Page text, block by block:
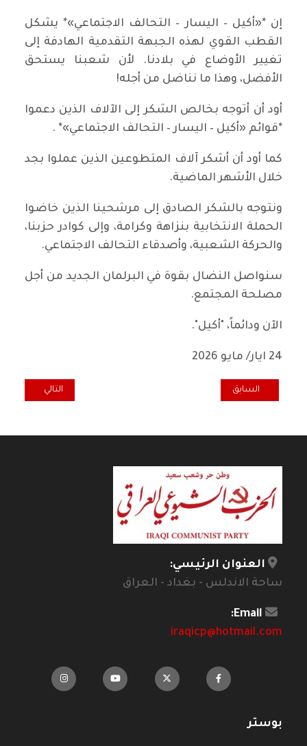
إن *«أكيل – اليسار – التحالف الاجتماعي»* يشكل
القطب القوي لهذه الجبهة التقدمية الهادفة إلى
تغيير الأوضاع في بلادنا. لأن شعبنا يستحق
الأفضل، وهذا ما نناضل من أجله!
أود أن أتوجه بخالص الشكر إلى الآلاف الذين دعموا
*قوائم «أكيل – اليسار – التحالف الاجتماعي»* .
كما أود أن أشكر آلاف المتطوعين الذين عملوا بجد
خلال الأشهر الماضية.
ونتوجه بالشكر الصادق إلى مرشحينا الذين خاضوا
الحملة الانتخابية بنزاهة وكرامة، وإلى كوادر حزبنا،
والحركة الشعبية، وأصدقاء التحالف الاجتماعي.
سنواصل النضال بقوة في البرلمان الجديد من أجل
مصلحة المجتمع.
الآن ودائماً، "أكيل".
24 ايار/ مايو 2026
المقال السابق: إمارات رأس المال .. الإمارات العربية المتحدة في سياق
السابق المقال التالي:
التالي
العنوان الرئيسي:
ساحة الاندلس - بغداد - العراق
Email:
iraqicp@hotmail.com
بوستر